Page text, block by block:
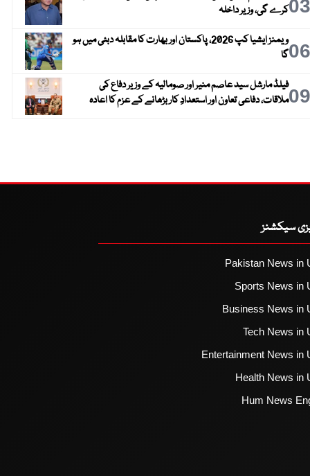
03کرے گی، وزیر داخلہ
06
ویمنز ایشیا کپ 2026، پاکستان اور بھارت کا مقابلہ دبئی میں ہو
گا
09فیلڈ مارشل سید عاصم منیر اور صومالیہ کے وزیر دفاع کی
ملاقات، دفاعی تعاون اور استعدادِ کار بڑھانے کے عزم کا اعادہ
سیکشنز
Pakistan News in
Sports News in
Business News in
Tech News in
Entertainment News in
Health News in
Hum News